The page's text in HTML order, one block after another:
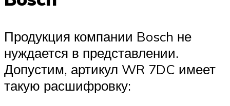
Продукция компании Bosch не
нуждается в представлении.
Допустим, артикул WR 7DC имеет
такую расшифровку: